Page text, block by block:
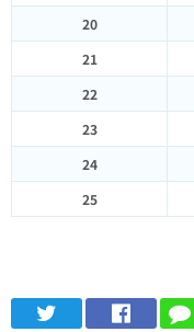
20
21
22
23
24
25